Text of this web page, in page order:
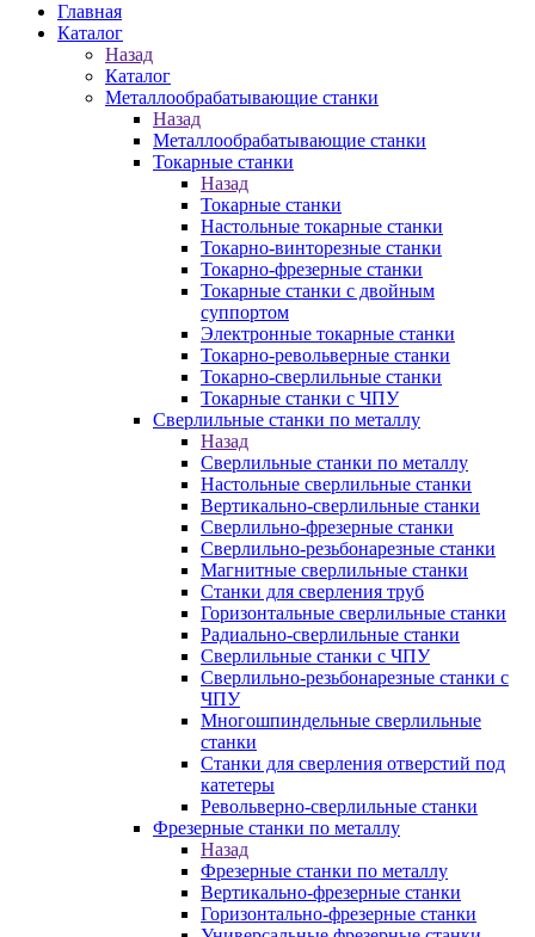
Главная
Каталог
Назад
Каталог
Металлообрабатывающие станки
Назад
Металлообрабатывающие станки
Токарные станки
Назад
Токарные станки
Настольные токарные станки
Токарно-винторезные станки
Токарно-фрезерные станки
Токарные станки с двойным
суппортом
Электронные токарные станки
Токарно-револьверные станки
Токарно-сверлильные станки
Токарные станки с ЧПУ
Сверлильные станки по металлу
Назад
Сверлильные станки по металлу
Настольные сверлильные станки
Вертикально-сверлильные станки
Сверлильно-фрезерные станки
Сверлильно-резьбонарезные станки
Магнитные сверлильные станки
Станки для сверления труб
Горизонтальные сверлильные станки
Радиально-сверлильные станки
Сверлильные станки с ЧПУ
Сверлильно-резьбонарезные станки с
ЧПУ
Многошпиндельные сверлильные
станки
Станки для сверления отверстий под
катетеры
Револьверно-сверлильные станки
Фрезерные станки по металлу
Назад
Фрезерные станки по металлу
Вертикально-фрезерные станки
Горизонтально-фрезерные станки